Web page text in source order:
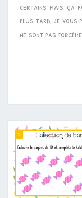
certains mais ça
plus tard, je vous
ne sont pas